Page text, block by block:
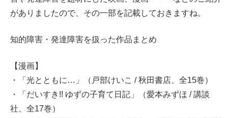
がありましたので、その一部を記載しておきますね。
知的障害・発達障害を扱った作品まとめ
【漫画】
・「光とともに…」（戸部けいこ / 秋田書店、全15巻）
・「だいすき!! ゆずの子育て日記」（愛本みずほ / 講談
社、全17巻）